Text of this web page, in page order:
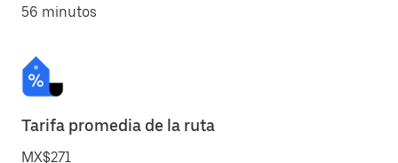
56 minutos
Tarifa promedia de la ruta
MX$271